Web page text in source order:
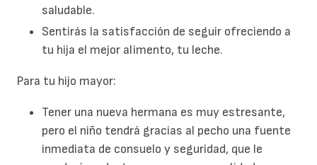
saludable.
Sentirás la satisfacción de seguir ofreciendo a
tu hija el mejor alimento, tu leche.
Para tu hijo mayor:
Tener una nueva hermana es muy estresante,
pero el niño tendrá gracias al pecho una fuente
inmediata de consuelo y seguridad, que le